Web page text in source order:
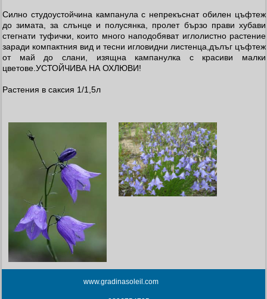
Силно студоустойчина кампанула с непрекъснат обилен цъфтеж
до зимата, за слънце и полусянка, пролет бързо прави хубави
стегнати туфички, които много наподобяват иглолистно растение
заради компактния вид и тесни игловидни листенца,дълъг цъфтеж
от май до слани, изящна кампанулка с красиви малки
цветове.УСТОЙЧИВА НА ОХЛЮВИ!
Растения в саксия 1/1,5л
www.gradinasoleil.com